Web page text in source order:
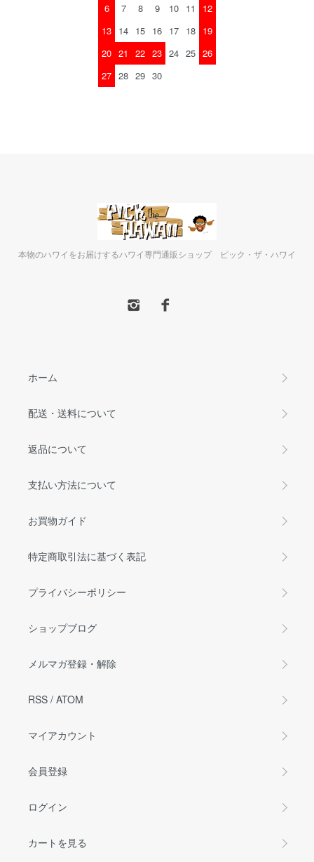
6
7 8 9 10 11
12
13 14 15 16 17 18 19
20 21 22 23 24 25 26
27 28 29 30
本物のハワイをお届けするハワイ専門通販ショップ ピック・ザ・ハワイ
ホーム
配送・送料について
返品について
支払い方法について
お買物ガイド
特定商取引法に基づく表記
プライバシーポリシー
ショップブログ
メルマガ登録・解除
RSS / ATOM
マイアカウント
会員登録
ログイン
カートを見る